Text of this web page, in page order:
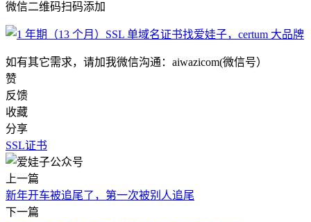
微信二维码扫码添加
如有其它需求，请加我微信沟通：aiwazicom(微信号）
赞
反馈
收藏
分享
SSL证书
上一篇
新年开车被追尾了，第一次被别人追尾
下一篇